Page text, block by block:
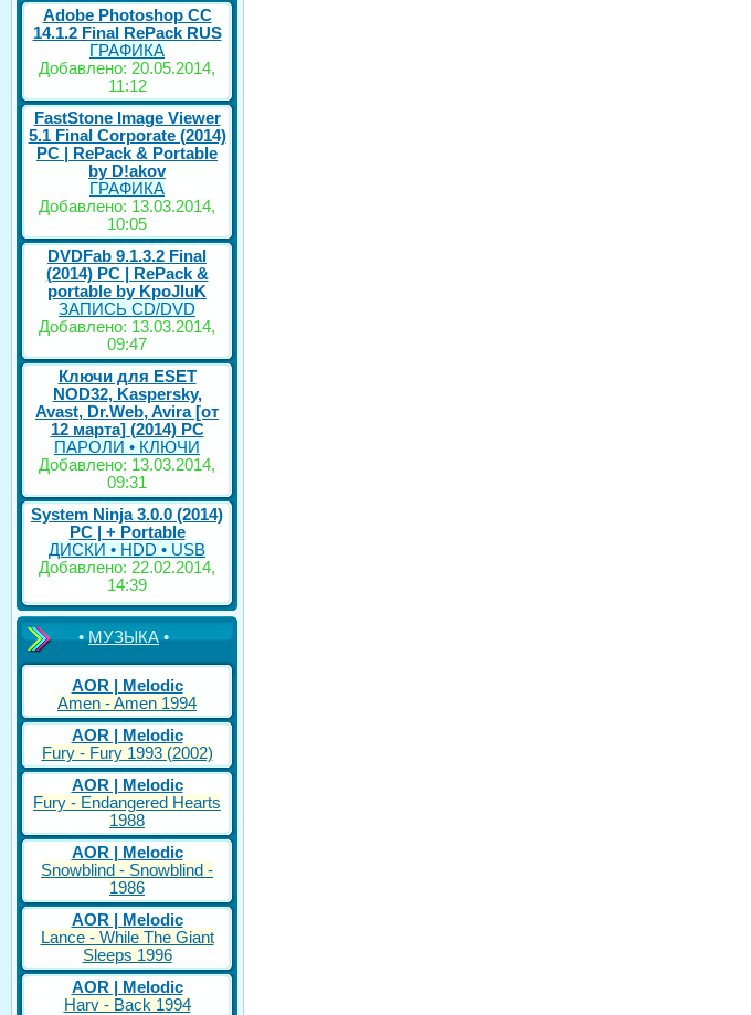
Adobe Photoshop CC
14.1.2 Final RePack RUS
ГРАФИКА
Добавлено: 20.05.2014,
11:12
FastStone Image Viewer
5.1 Final Corporate (2014)
РС | RePack & Portable
by D!akov
ГРАФИКА
Добавлено: 13.03.2014,
10:05
DVDFab 9.1.3.2 Final
(2014) PC | RePack &
portable by KpoJIuK
ЗАПИСЬ CD/DVD
Добавлено: 13.03.2014,
09:47
Ключи для ESET
NOD32, Kaspersky,
Avast, Dr.Web, Avira [от
12 марта] (2014) PC
ПАРОЛИ • КЛЮЧИ
Добавлено: 13.03.2014,
09:31
System Ninja 3.0.0 (2014)
РС | + Portable
ДИСКИ • HDD • USB
Добавлено: 22.02.2014,
14:39
•МУЗЫКА•
AOR | Melodic
Amen - Amen 1994
AOR | Melodic
Fury - Fury 1993 (2002)
AOR | Melodic
Fury - Endangered Hearts
1988
AOR | Melodic
Snowblind - Snowblind -
1986
AOR | Melodic
Lance - While The Giant
Sleeps 1996
AOR | Melodic
Harv - Back 1994